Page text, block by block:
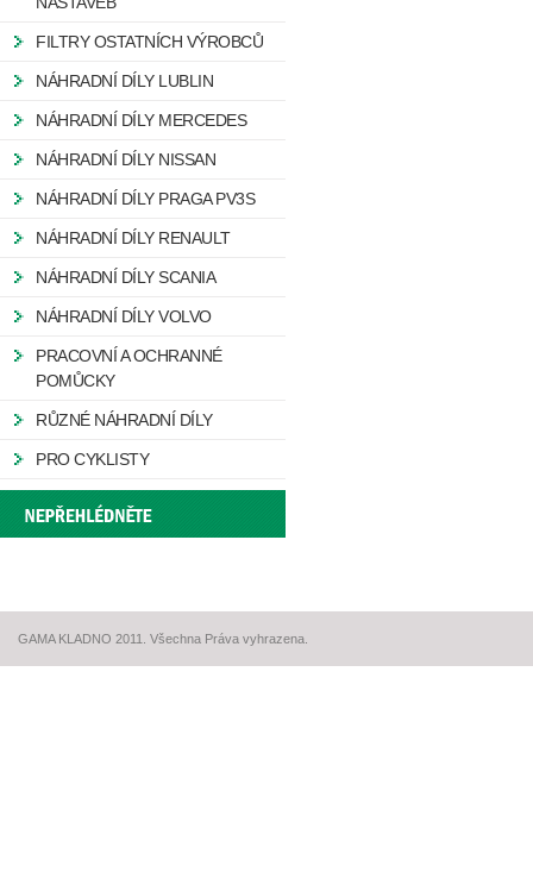
FILTRY OSTATNÍCH VÝROBCŮ
NÁHRADNÍ DÍLY LUBLIN
NÁHRADNÍ DÍLY MERCEDES
NÁHRADNÍ DÍLY NISSAN
NÁHRADNÍ DÍLY PRAGA PV3S
NÁHRADNÍ DÍLY RENAULT
NÁHRADNÍ DÍLY SCANIA
NÁHRADNÍ DÍLY VOLVO
PRACOVNÍ A OCHRANNÉ
POMŮCKY
RŮZNÉ NÁHRADNÍ DÍLY
PRO CYKLISTY
GAMA KLADNO 2011. Všechna Práva vyhrazena.